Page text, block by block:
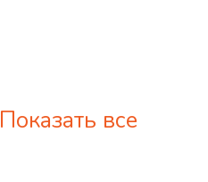
Показать все